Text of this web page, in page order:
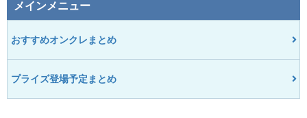
メインメニュー
おすすめオンクレまとめ
プライズ登場予定まとめ